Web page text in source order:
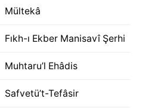
Mültekâ
Fıkh-ı Ekber Manisavî Şerhi
Muhtaru’l Ehâdis
Safvetü’t-Tefâsir